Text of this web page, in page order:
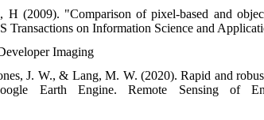
"Comparison of pixel-based and
on Information Science and
Imaging
J. W., & Lang, M. W. (2020). Rapid and
Earth Engine. Remote Sensing of